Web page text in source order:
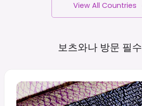
View All Countries
보츠와나 방문 필수